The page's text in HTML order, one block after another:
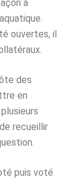
à
ouvertes, il
des
en
recueillir
puis voté